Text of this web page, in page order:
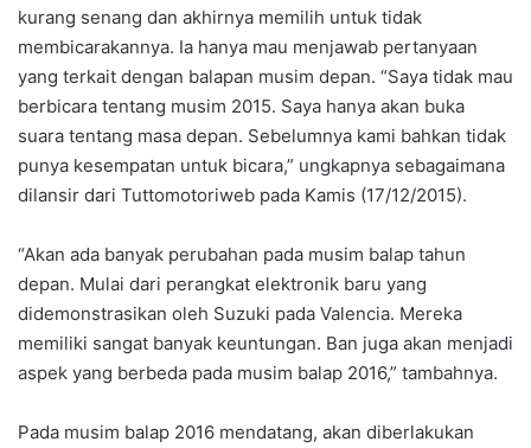
kurang senang dan akhirnya memilih untuk tidak
membicarakannya. Ia hanya mau menjawab pertanyaan
yang terkait dengan balapan musim depan. “Saya tidak mau
berbicara tentang musim 2015. Saya hanya akan buka
suara tentang masa depan. Sebelumnya kami bahkan tidak
punya kesempatan untuk bicara,” ungkapnya sebagaimana
dilansir dari Tuttomotoriweb pada Kamis (17/12/2015).
“Akan ada banyak perubahan pada musim balap tahun
depan. Mulai dari perangkat elektronik baru yang
didemonstrasikan oleh Suzuki pada Valencia. Mereka
memiliki sangat banyak keuntungan. Ban juga akan menjadi
aspek yang berbeda pada musim balap 2016,” tambahnya.
Pada musim balap 2016 mendatang, akan diberlakukan